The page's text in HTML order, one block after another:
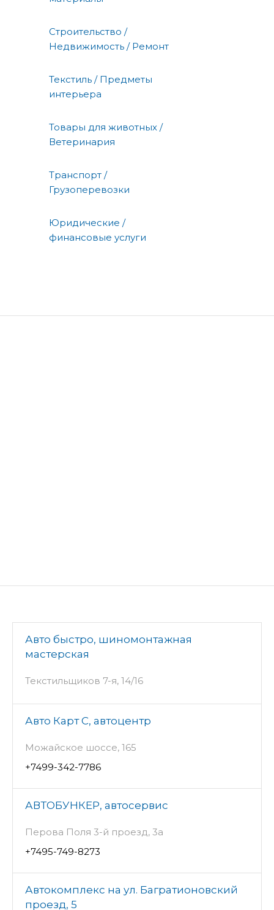
Строительство /
Недвижимость / Ремонт
Текстиль / Предметы
интерьера
Товары для животных /
Ветеринария
Транспорт /
Грузоперевозки
Юридические /
финансовые услуги
Авто быстро, шиномонтажная
мастерская
Текстильщиков 7-я, 14/16
Авто Карт С, автоцентр
Можайское шоссе, 165
+7499-342-7786
АВТОБУНКЕР, автосервис
Перова Поля 3-й проезд, 3а
+7495-749-8273
Автокомплекс на ул. Багратионовский
проезд, 5